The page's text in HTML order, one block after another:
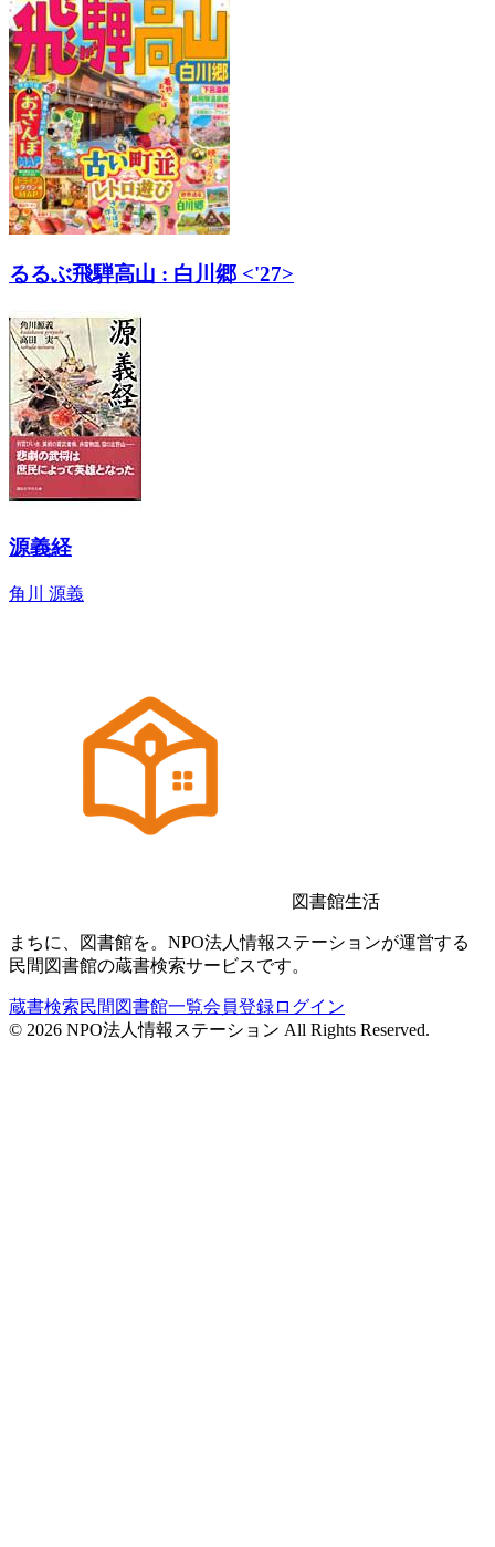
るるぶ飛騨高山 : 白川郷 <'27>
源義経
角川 源義
図書館生活
まちに、図書館を。NPO法人情報ステーションが運営する
民間図書館の蔵書検索サービスです。
蔵書検索民間図書館一覧会員登録ログイン
© 2026 NPO法人情報ステーション All Rights Reserved.